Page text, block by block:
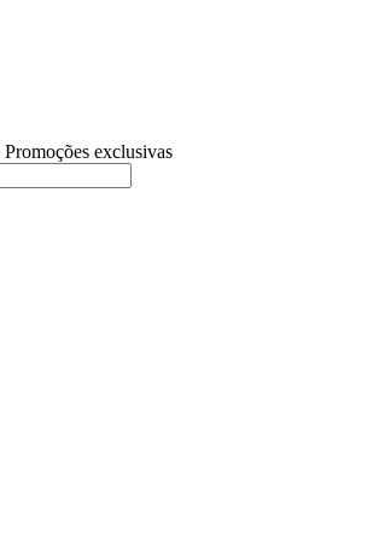
exclusivas